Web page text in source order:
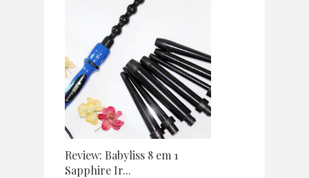
Review: Babyliss 8 em 1
Sapphire Ir...